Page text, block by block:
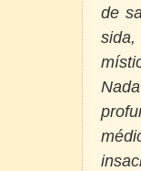
de